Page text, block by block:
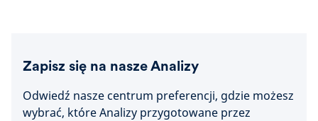
Zapisz się na nasze Analizy
Odwiedź nasze centrum preferencji, gdzie możesz
wybrać, które Analizy przygotowane przez